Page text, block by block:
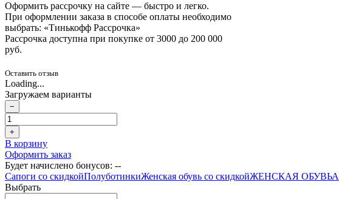
Оформить рассрочку на сайте — быстро и легко.
При оформлении заказа в способе оплаты необходимо
выбрать: «Тинькофф Рассрочка»
Рассрочка доступна при покупке от 3000 до 200 000
руб.
Оставить отзыв
Loading...
Загружаем варианты
−
+
В корзину
Оформить заказ
Будет начислено бонусов: --
Сапоги со скидкойПолуботинкиЖенская обувь со скидкойЖЕНСКАЯ ОБУВЬ
Выбрать